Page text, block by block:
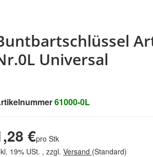
Universal
61000-0L
€pro Stk
19% USt. , zzgl. Versand (Standard)